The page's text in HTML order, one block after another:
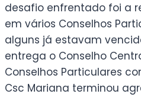
desafio enfrentado foi a
em vários Conselhos
alguns já estavam
entrega o Conselho
Conselhos Particulares
Csc Mariana terminou